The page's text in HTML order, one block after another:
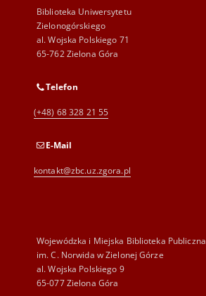
Biblioteka Uniwersytetu
Zielonogórskiego
al. Wojska Polskiego 71
65-762 Zielona Góra
Telefon
(+48) 68 328 21 55
E-Mail
kontakt@zbc.uz.zgora.pl
Wojewódzka i Miejska Biblioteka Publiczna
im. C. Norwida w Zielonej Górze
al. Wojska Polskiego 9
65-077 Zielona Góra